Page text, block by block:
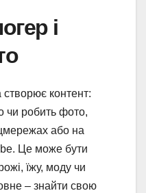
і
контент:
чи робить фото,
або на
Це може бути
їжу, моду чи
– знайти свою